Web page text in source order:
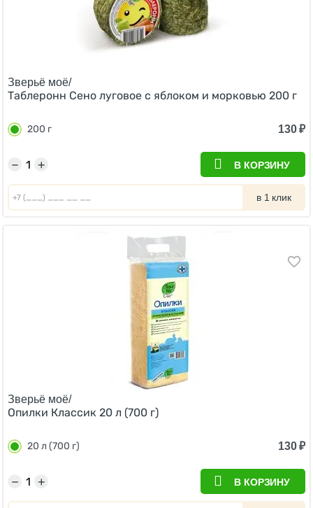
Зверьё моё/
Таблеронн Сено луговое с яблоком и морковью 200 г
200 г 130₽
+
− В КОРЗИНУ
в 1 клик
Зверьё моё/
Опилки Классик 20 л (700 г)
20 л (700 г) 130₽
+
− В КОРЗИНУ